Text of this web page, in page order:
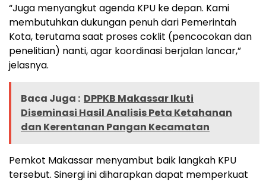
“Juga menyangkut agenda KPU ke depan. Kami
membutuhkan dukungan penuh dari Pemerintah
Kota, terutama saat proses coklit (pencocokan dan
penelitian) nanti, agar koordinasi berjalan lancar,”
jelasnya.
Baca Juga : DPPKB Makassar Ikuti
Diseminasi Hasil Analisis Peta Ketahanan
dan Kerentanan Pangan Kecamatan
Pemkot Makassar menyambut baik langkah KPU
tersebut. Sinergi ini diharapkan dapat memperkuat